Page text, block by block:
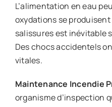
L’alimentation en eau
oxydations se produisent
salissures est inévitable
Des chocs accidentels
vitales.
Maintenance Incendie
organisme d’inspection